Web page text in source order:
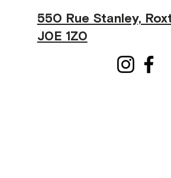
550 Rue Stanley,
J0E 1Z0